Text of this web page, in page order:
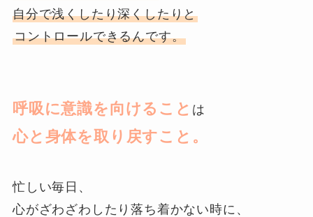
自分で浅くしたり深くしたりと
コントロールできるんです。
呼吸に意識を向けること は
心と身体を取り戻すこと 。
忙しい毎日、
心がざわざわしたり落ち着かない時に、